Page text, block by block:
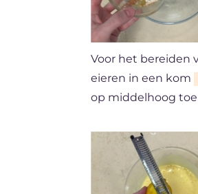
Voor het bereiden
eieren in een kom
op middelhoog